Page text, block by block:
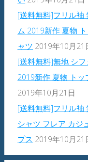
[送料無料]フリル袖
ム 2019新作 夏物
ャツ 2019年10月21
[送料無料]無地 シ
2019新作 夏物 ト
2019年10月21日
[送料無料]フリル袖
シャツ フレア カジ
プス 2019年10月21